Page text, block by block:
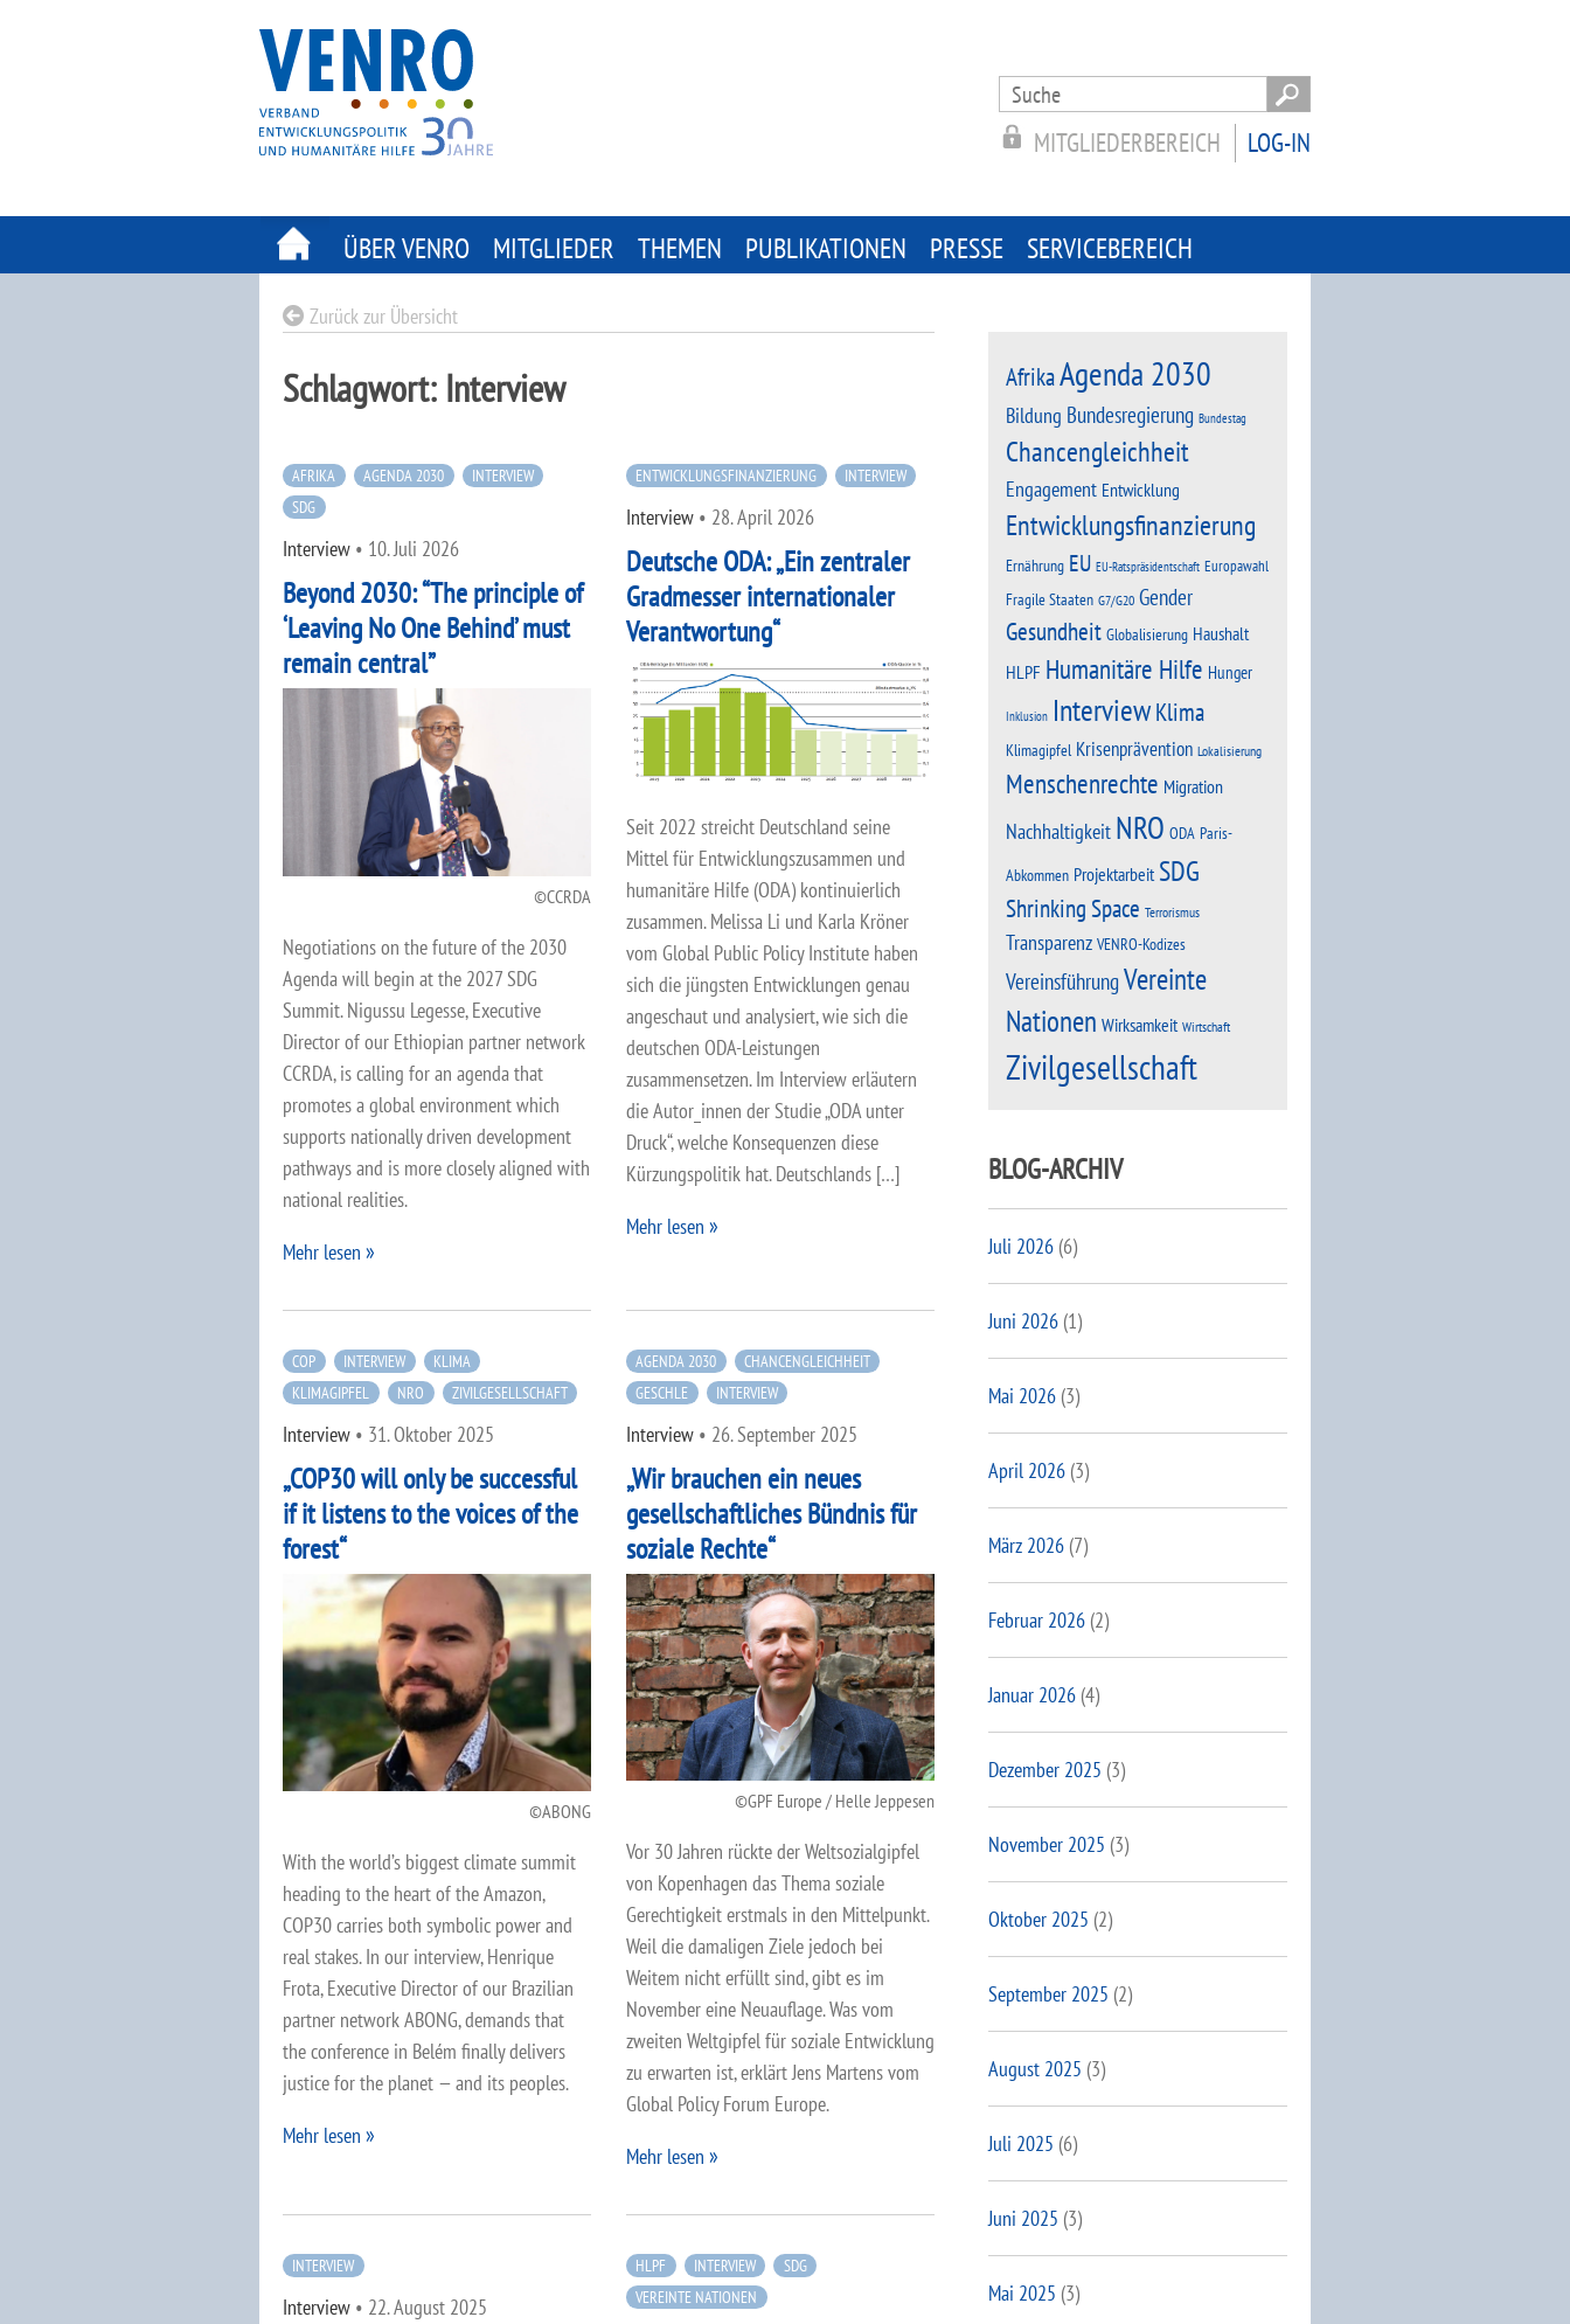
Search
for:
LOG-IN
MITGLIEDERBEREICH
ÜBER VENRO MITGLIEDER THEMEN PUBLIKATIONEN PRESSE SERVICEBEREICH
Zurück zur Übersicht
Schlagwort: Interview
AFRIKA AGENDA 2030
INTERVIEW
SDG
Interview • 10. Juli 2026
Beyond 2030: “The principle of
‘Leaving No One Behind’ must
remain central”
CCRDA
Negotiations on the future of the 2030
Agenda will begin at the 2027 SDG
Summit. Nigussu Legesse, Executive
Director of our Ethiopian partner network
CCRDA, is calling for an agenda that
promotes a global environment which
supports nationally driven development
pathways and is more closely aligned with
national realities.
Mehr lesen
ENTWICKLUNGSFINANZIERUNG INTERVIEW
Interview• 28. April 2026
Deutsche ODA: „Ein zentraler
Gradmesser internationaler
Verantwortung“
Seit 2022 streicht Deutschland seine
Mittel für Entwicklungszusammen und
humanitäre Hilfe (ODA) kontinuierlich
zusammen. Melissa Li und Karla Kröner
vom Global Public Policy Institute haben
sich die jüngsten Entwicklungen genau
angeschaut und analysiert, wie sich die
deutschen ODA-Leistungen
zusammensetzen. Im Interview erläutern
die Autor_innen der Studie „ODA unter
Druck“, welche Konsequenzen diese
Kürzungspolitik hat. Deutschlands […]
Mehr lesen
COP INTERVIEW
KLIMA
KLIMAGIPFEL
NRO ZIVILGESELLSCHAFT
Interview • 31. Oktober 2025
„COP30 will only be successful
if it listens to the voices of the
forest“
ABONG
With the world’s biggest climate summit
heading to the heart of the Amazon,
COP30 carries both symbolic power and
real stakes. In our interview, Henrique
Frota, Executive Director of our Brazilian
partner network ABONG, demands that
the conference in Belém finally delivers
justice for the planet — and its peoples.
Mehr lesen
AGENDA 2030
CHANCENGLEICHHEIT
GESCHLE
INTERVIEW
Interview• 26. September 2025
„Wir brauchen ein neues
gesellschaftliches Bündnis für
soziale Rechte“
GPF Europe / Helle Jeppesen
Vor 30 Jahren rückte der Weltsozialgipfel
von Kopenhagen das Thema soziale
Gerechtigkeit erstmals in den Mittelpunkt.
Weil die damaligen Ziele jedoch bei
Weitem nicht erfüllt sind, gibt es im
November eine Neuauflage. Was vom
zweiten Weltgipfel für soziale Entwicklung
zu erwarten ist, erklärt Jens Martens vom
Global Policy Forum Europe.
Mehr lesen
INTERVIEW
Interview • 22. August 2025
HLPF INTERVIEW
SDG
VEREINTE NATIONEN
AfrikaAgenda 2030
Bildung Bundesregierung Bundestag
Chancengleichheit
Engagement Entwicklung
Entwicklungsfinanzierung
Ernährung EU EU-Ratspräsidentschaft Europawahl
Fragile Staaten G7/G20 Gender
Gesundheit Globalisierung Haushalt
HLPF Humanitäre Hilfe Hunger
Inklusion Interview Klima
Klimagipfel Krisenprävention Lokalisierung
Menschenrechte Migration
Nachhaltigkeit NRO ODA Paris-
Abkommen Projektarbeit SDG
Shrinking Space Terrorismus
Transparenz VENRO-Kodizes
VereinsführungVereinte
Nationen Wirksamkeit Wirtschaft
Zivilgesellschaft
BLOG-ARCHIV
Juli 2026(6)
Juni 2026(1)
Mai 2026(3)
April 2026(3)
März 2026(7)
Februar 2026(2)
Januar 2026(4)
Dezember 2025 (3)
November 2025 (3)
Oktober 2025 (2)
September 2025 (2)
August 2025 (3)
Juli 2025 (6)
Juni 2025 (3)
Mai 2025 (3)